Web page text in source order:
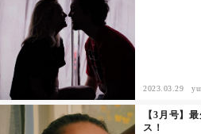
結婚相談所
あるある
その他
2023.03.29
【3月号】
ス！